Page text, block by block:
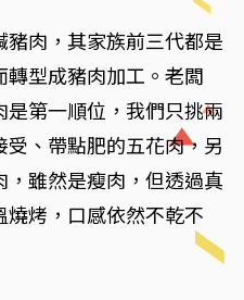
肉，其家族前三代都是
轉型成豬肉加工。老闆
第一順位，我們只挑兩
、帶點肥的五花肉，另
雖然是瘦肉，但透過真
燒烤，口感依然不乾不